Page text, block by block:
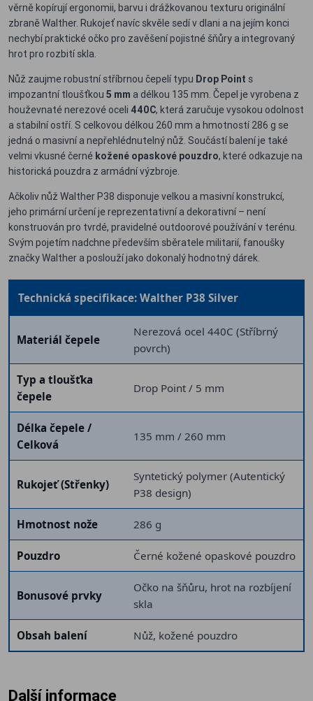
věrně kopírují ergonomii, barvu i drážkovanou texturu originální
zbraně Walther. Rukojeť navíc skvěle sedí v dlani a na jejím konci
nechybí praktické očko pro zavěšení pojistné šňůry a integrovaný
hrot pro rozbití skla.
Nůž zaujme robustní stříbrnou čepelí typu Drop Point s
impozantní tloušťkou 5 mm a délkou 135 mm. Čepel je vyrobena z
houževnaté nerezové oceli 440C, která zaručuje vysokou odolnost
a stabilní ostří. S celkovou délkou 260 mm a hmotností 286 g se
jedná o masivní a nepřehlédnutelný nůž. Součástí balení je také
velmi vkusné černé kožené opaskové pouzdro, které odkazuje na
historická pouzdra z armádní výzbroje.
Ačkoliv nůž Walther P38 disponuje velkou a masivní konstrukcí,
jeho primární určení je reprezentativní a dekorativní – není
konstruován pro tvrdé, pravidelné outdoorové používání v terénu.
Svým pojetím nadchne především sběratele militarií, fanoušky
značky Walther a poslouží jako dokonalý hodnotný dárek.
Technická specifikace: Walther P38 Silver
Materiál čepele
Nerezová ocel 440C (Stříbrný
povrch)
Typ a tloušťka
čepele
Drop Point / 5 mm
Délka čepele /
Celková
135 mm / 260 mm
Rukojeť (Střenky)
Syntetický polymer (Autentický
P38 design)
Hmotnost nože 286 g
Pouzdro Černé kožené opaskové pouzdro
Bonusové prvky
Očko na šňůru, hrot na rozbíjení
skla
Obsah balení Nůž, kožené pouzdro
Další informace